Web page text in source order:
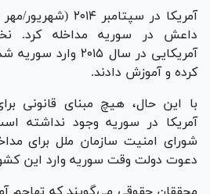
داعش در سوریه مداخله کرد.
آمریکایی در سال ۲۰۱۵
کرده و آموزش دادند.
با این حال، هیچ مبنای قانونی
آمریکا در سوریه وجود نداشته
شورای امنیت سازمان ملل برای
دعوت دولت وقت سوریه وارد این